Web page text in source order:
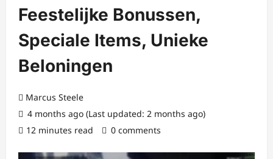
Feestelijke Bonussen,
Speciale Items, Unieke
Beloningen
Marcus Steele
4 months ago (Last updated: 2 months ago)
12 minutes read
0 comments